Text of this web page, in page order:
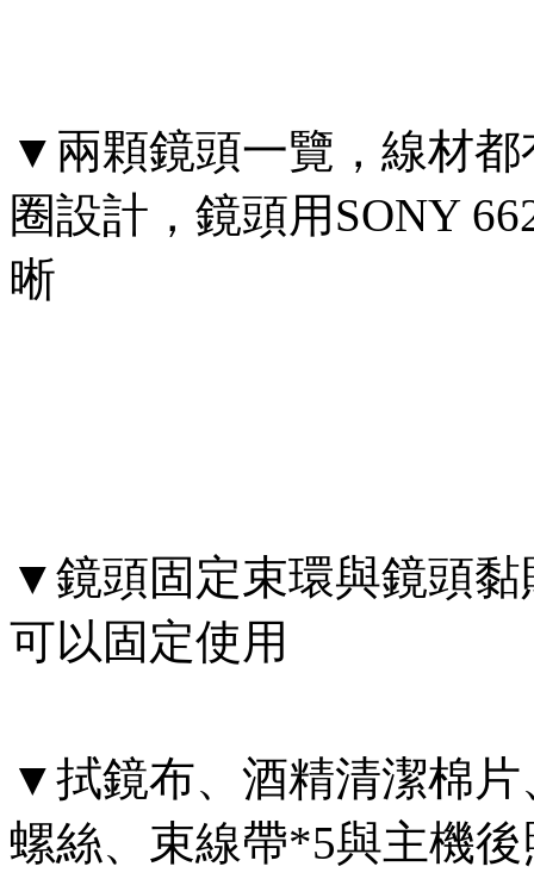
▼兩顆鏡頭一覽，線材
圈設計，鏡頭用SONY
晰
▼鏡頭固定束環與鏡頭
可以固定使用
▼拭鏡布、酒精清潔棉
螺絲、束線帶*5與主機